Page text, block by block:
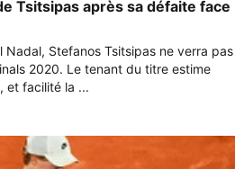
Tsitsipas après sa défaite face
Nadal, Stefanos Tsitsipas ne verra pas
2020. Le tenant du titre estime
et facilité la ...